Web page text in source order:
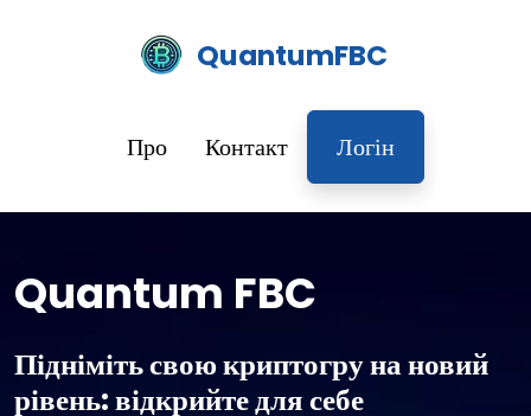
QuantumFBC
Про Контакт Логін
Quantum FBC
Підніміть свою криптогру на новий
рівень: відкрийте для себе